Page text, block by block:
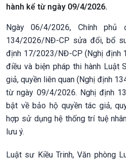
hành kể từ ngày 09/4/2026.
Ngày 06/4/2026, Chính phủ
134/2026/NĐ-CP sửa đổi, bổ
định 17/2023/NĐ-CP (Nghị định
điều và biện pháp thi hành Luật
giả, quyền liên quan (Nghị định
từ ngày 09/4/2026. Nghị định
bật về bảo hộ quyền tác giả,
hợp sử dụng hệ thống trí tuệ
lưu ý.
Luật sư Kiều Trinh, Văn phòng